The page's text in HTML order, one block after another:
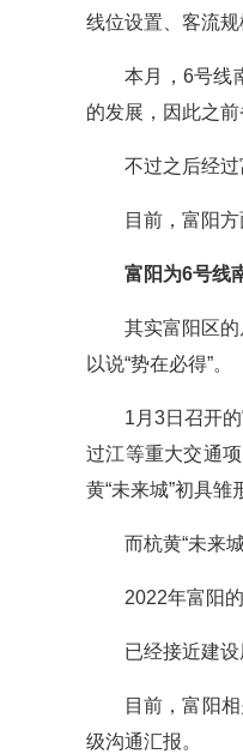
线位设置、客流
本月，6号线
的发展，因此之
不过之后经
目前，富阳
富阳为6号线
其实富阳区
以说“势在必得”。
1月3日召开
过江等重大交通
黄“未来城”初具雏
而杭黄“未来
2022年富阳
已经接近建
目前，富阳
级沟通汇报。